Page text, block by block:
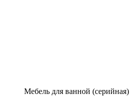
Мебель для ванной (серийная)